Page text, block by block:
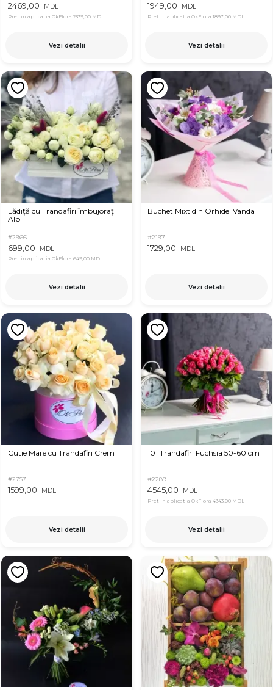
2469,00 MDL
Pret in aplicatia OkFlora 2339,00 MDL
Vezi detalii
1949,00 MDL
Pret in aplicatia OkFlora 1897,00 MDL
Vezi detalii
Lădiță cu Trandafiri Îmbujorați
Albi
#2966
699,00 MDL
Pret in aplicatia OkFlora 649,00 MDL
Vezi detalii
Buchet Mixt din Orhidei Vanda
#2197
1729,00 MDL
Vezi detalii
Cutie Mare cu Trandafiri Crem
#2757
1599,00 MDL
Vezi detalii
101 Trandafiri Fuchsia 50-60 cm
#2289
4545,00 MDL
Pret in aplicatia OkFlora 4343,00 MDL
Vezi detalii